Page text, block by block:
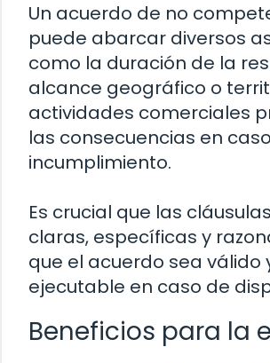
Un acuerdo de no
puede abarcar diversos
como la duración de la
alcance geográfico o
actividades comerciales
las consecuencias en
incumplimiento.
Es crucial que las
claras, específicas y
que el acuerdo sea válido
ejecutable en caso de
Beneficios para la